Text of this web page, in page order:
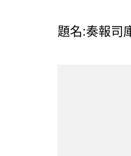
題名:奏報司